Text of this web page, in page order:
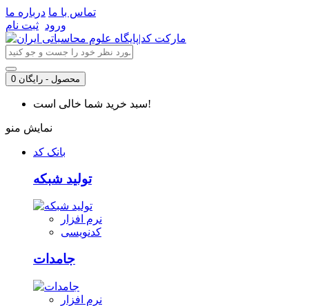
تماس با ما درباره ما
ورود ثبت نام
0 محصول - رایگان
سبد خرید شما خالی است!
نمایش منو
بانک کد
تولید شبکه
نرم افزار
کدنویسی
جامدات
نرم افزار